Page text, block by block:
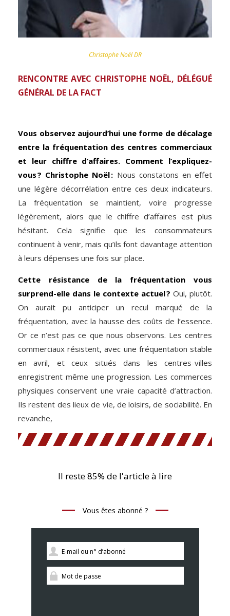
Christophe Noël DR
RENCONTRE AVEC CHRISTOPHE NOËL, DÉLÉGUÉ
GÉNÉRAL DE LA FACT
Vous observez aujourd’hui une forme de décalage
entre la fréquentation des centres commerciaux
et leur chiffre d’affaires. Comment l’expliquez-
vous ? Christophe Noël : Nous constatons en effet
une légère décorrélation entre ces deux indicateurs.
La fréquentation se maintient, voire progresse
légèrement, alors que le chiffre d’affaires est plus
hésitant. Cela signifie que les consommateurs
continuent à venir, mais qu’ils font davantage attention
à leurs dépenses une fois sur place.
Cette résistance de la fréquentation vous
surprend-elle dans le contexte actuel ? Oui, plutôt.
On aurait pu anticiper un recul marqué de la
fréquentation, avec la hausse des coûts de l’essence.
Or ce n’est pas ce que nous observons. Les centres
commerciaux résistent, avec une fréquentation stable
en avril, et ceux situés dans les centres-villes
enregistrent même une progression. Les commerces
physiques conservent une vraie capacité d’attraction.
Ils restent des lieux de vie, de loisirs, de sociabilité. En
revanche,
Il reste 85% de l'article à lire
Vous êtes abonné ?